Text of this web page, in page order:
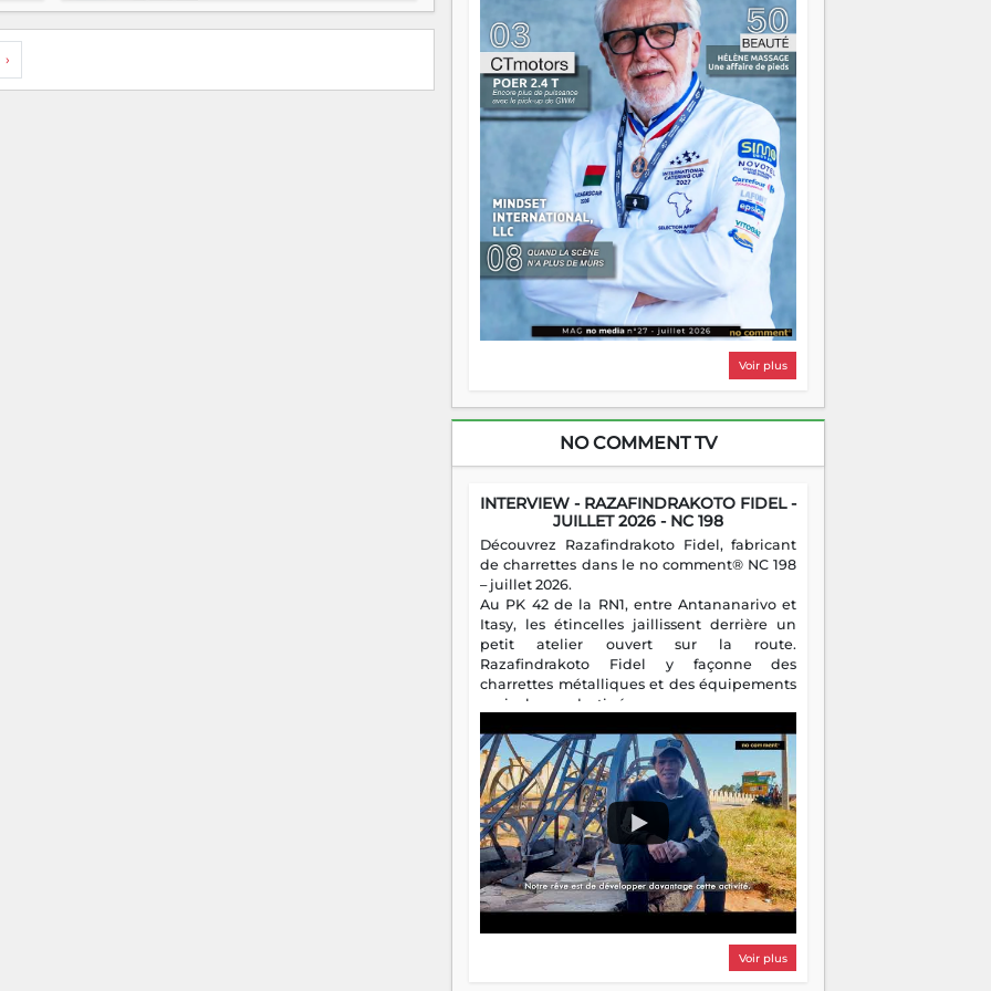
›
oui, on pourrait s'arrêter là, applaudir et
rentrer chez soi satisfait. Mais ce serait
passer à côté d'une chose essentielle. La
fougue, ça brûle fort — et parfois, ça brûle
vite. Une flamme sans direction peut
éclairer autant qu'elle peut consumer. C'est
là que les aînés entrent en scène — pas
pour reprendre le gouvernail, mais pour
montrer où sont les récifs. Les jeunes ont la
force, les vieux ont l'expérience, comme on
dit. Ce n'est pas un combat de générations
— c'est une question d'équipage. Partagez
vos réussites, mais aussi vos échecs. Surtout
vos échecs, d'ailleurs — ils enseignent
mieux que n'importe quel manuel. À
Madagascar, la barque avance. Il faut juste
s'assurer que tout le monde rame dans le
Voir plus
NO COMMENT TV
INTERVIEW - RAZAFINDRAKOTO FIDEL -
JUILLET 2026 - NC 198
Découvrez Razafindrakoto Fidel, fabricant
de charrettes dans le no comment® NC 198
– juillet 2026.
Au PK 42 de la RN1, entre Antananarivo et
Itasy, les étincelles jaillissent derrière un
petit atelier ouvert sur la route.
Razafindrakoto Fidel y façonne des
charrettes métalliques et des équipements
agricoles destinés aux campagnes
familial, il perpétue un métier discret mais
essentiel.
Voir plus